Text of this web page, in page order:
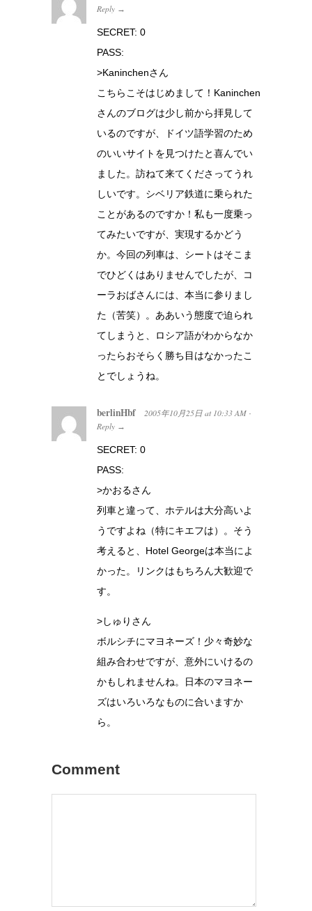
Reply →
SECRET: 0
PASS:
>Kaninchenさん
こちらこそはじめまして！Kaninchen
さんのブログは少し前から拝見して
いるのですが、ドイツ語学習のため
のいいサイトを見つけたと喜んでい
ました。訪ねて来てくださってうれ
しいです。シベリア鉄道に乗られた
ことがあるのですか！私も一度乗っ
てみたいですが、実現するかどう
か。今回の列車は、シートはそこま
でひどくはありませんでしたが、コ
ーラおばさんには、本当に参りまし
た（苦笑）。ああいう態度で迫られ
てしまうと、ロシア語がわからなか
ったらおそらく勝ち目はなかったこ
とでしょうね。
berlinHbf 2005年10月25日 at 10:33 AM ·
Reply →
SECRET: 0
PASS:
>かおるさん
列車と違って、ホテルは大分高いよ
うですよね（特にキエフは）。そう
考えると、Hotel Georgeは本当によ
かった。リンクはもちろん大歓迎で
す。
>しゅりさん
ボルシチにマヨネーズ！少々奇妙な
組み合わせですが、意外にいけるの
かもしれませんね。日本のマヨネー
ズはいろいろなものに合いますか
ら。
Comment